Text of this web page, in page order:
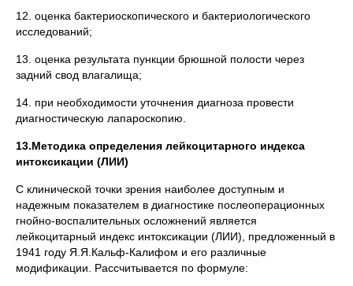
12. оценка бактериоскопического и бактериологического
исследований;
13. оценка результата пункции брюшной полости через
задний свод влагалища;
14. при необходимости уточнения диагноза провести
диагностическую лапароскопию.
13.Методика определения лейкоцитарного индекса
интоксикации (ЛИИ)
С клинической точки зрения наиболее доступным и
надежным показателем в диагностике послеоперационных
гнойно-воспалительных осложнений является
лейкоцитарный индекс интоксикации (ЛИИ), предложенный в
1941 году Я.Я.Кальф-Калифом и его различные
модификации. Рассчитывается по формуле: